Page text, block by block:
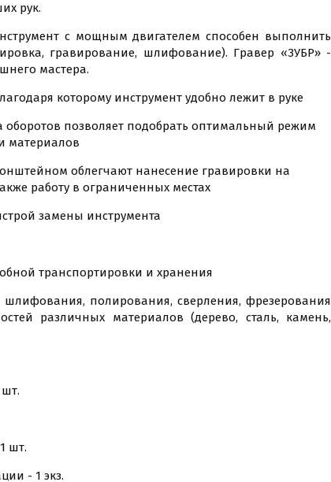
рук.
с мощным двигателем способен выполнить
гравирование, шлифование). Гравер «ЗУБР» -
мастера.
которому инструмент удобно лежит в руке
оборотов позволяет подобрать оптимальный режим
материалов
облегчают нанесение гравировки на
работу в ограниченных местах
замены инструмента
транспортировки и хранения
шлифования, полирования, сверления, фрезерования
различных материалов (дерево, сталь, камень,
шт.
шт.
- 1 экз.